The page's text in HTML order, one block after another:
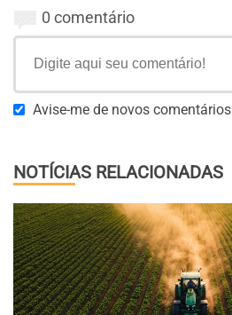
0 comentário
Avise-me de novos comentários
NOTÍCIAS RELACIONADAS